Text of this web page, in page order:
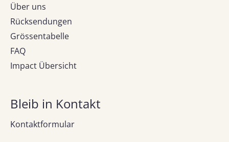
Über uns
Rücksendungen
Grössentabelle
FAQ
Impact Übersicht
Bleib in Kontakt
Kontaktformular